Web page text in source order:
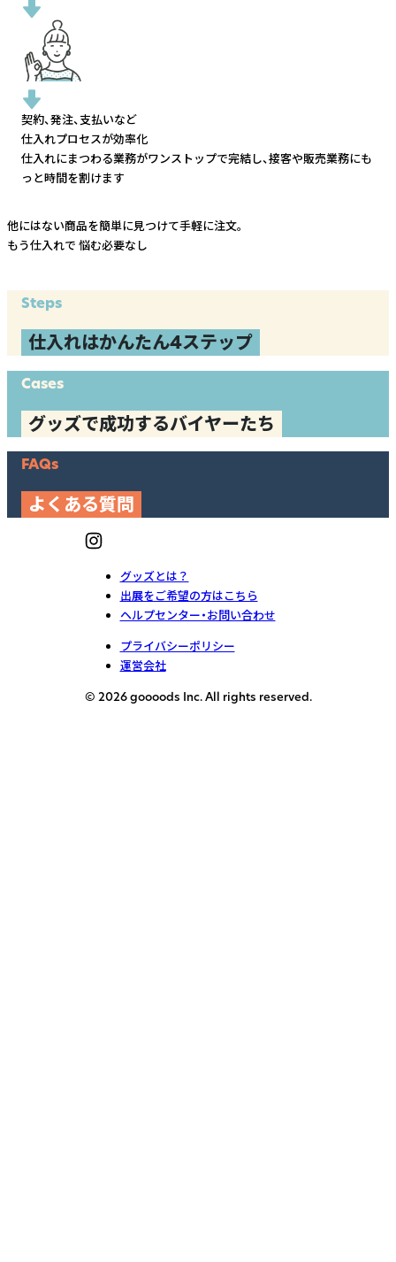
契約、発注、支払いなど
仕入れプロセスが効率化
仕入れにまつわる業務がワンストップで完結し、接客や販売業務にも
っと時間を割けます
他にはない商品を簡単に見つけて手軽に注文。
もう仕入れで 悩む必要なし
Steps
仕入れはかんたん4ステップ
Cases
グッズで成功するバイヤーたち
FAQs
よくある質問
グッズとは？
出展をご希望の方はこちら
ヘルプセンター・お問い合わせ
プライバシーポリシー
運営会社
© 2026 goooods Inc. All rights reserved.